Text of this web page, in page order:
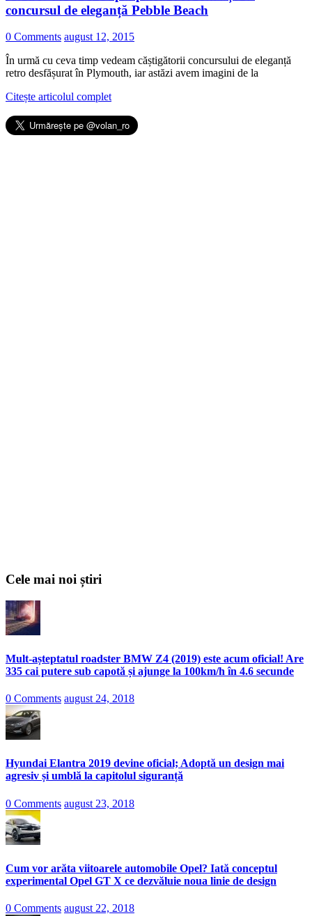
concursul de eleganță Pebble Beach
0 Comments august 12, 2015
În urmă cu ceva timp vedeam căștigătorii concursului de eleganță
retro desfășurat în Plymouth, iar astăzi avem imagini de la
Citește articolul complet
Cele mai noi știri
Mult-așteptatul roadster BMW Z4 (2019) este acum oficial! Are
335 cai putere sub capotă și ajunge la 100km/h în 4.6 secunde
0 Comments august 24, 2018
Hyundai Elantra 2019 devine oficial; Adoptă un design mai
agresiv și umblă la capitolul siguranță
0 Comments august 23, 2018
Cum vor arăta viitoarele automobile Opel? Iată conceptul
experimental Opel GT X ce dezvăluie noua linie de design
0 Comments august 22, 2018